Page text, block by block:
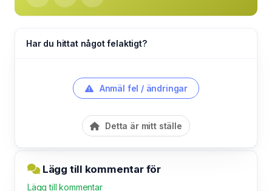
Har du hittat något felaktigt?
Anmäl fel / ändringar
Detta är mitt ställe
Lägg till kommentar för
Lägg till kommentar